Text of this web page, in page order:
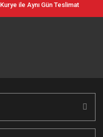
Kurye ile Aynı Gün Teslimat